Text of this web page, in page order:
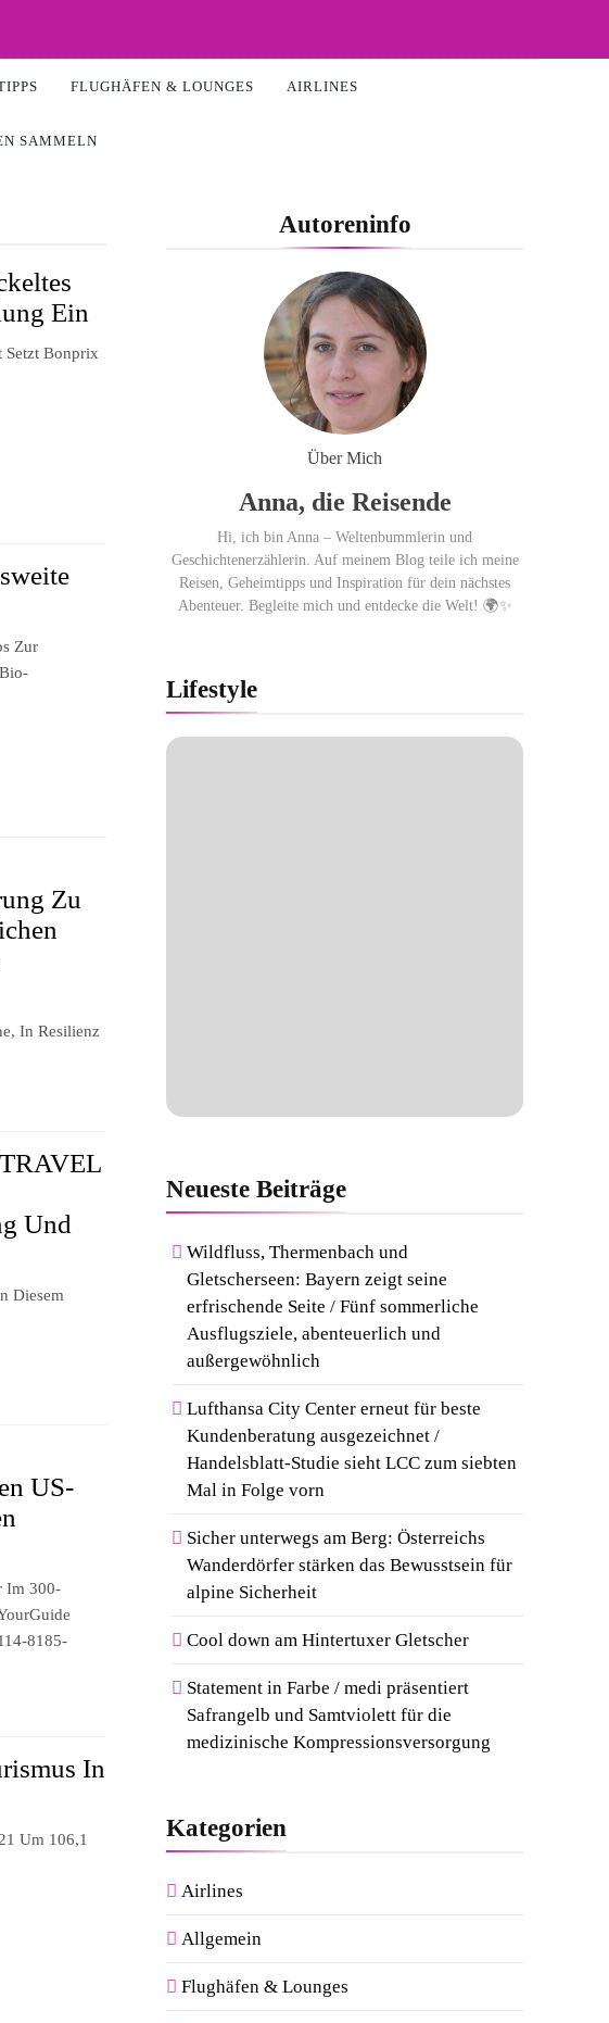
FLUGHÄFEN & LOUNGES AIRLINES
SAMMELN
Ein
Bonprix
Zur
Zu
In Resilienz
Und
Diesem
US-
Im 300-
8185-
In
Um 106,1
Autoreninfo
Über Mich
Anna, die Reisende
Hi, ich bin Anna – Weltenbummlerin und
Geschichtenerzählerin. Auf meinem Blog teile ich meine
Reisen, Geheimtipps und Inspiration für dein nächstes
Abenteuer. Begleite mich und entdecke die Welt! 🌍✨
Lifestyle
NeuesteBeiträge
Wildfluss, Thermenbach und
Gletscherseen: Bayern zeigt seine
erfrischende Seite / Fünf sommerliche
Ausflugsziele, abenteuerlich und
außergewöhnlich
Lufthansa City Center erneut für beste
Kundenberatung ausgezeichnet /
Handelsblatt-Studie sieht LCC zum siebten
Mal in Folge vorn
Sicher unterwegs am Berg: Österreichs
Wanderdörfer stärken das Bewusstsein für
alpine Sicherheit
Cool down am Hintertuxer Gletscher
Statement in Farbe / medi präsentiert
Safrangelb und Samtviolett für die
medizinische Kompressionsversorgung
Kategorien
Airlines
Allgemein
Flughäfen & Lounges